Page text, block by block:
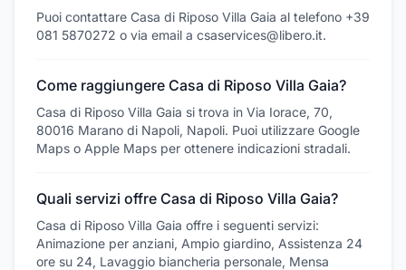
Puoi contattare Casa di Riposo Villa Gaia al telefono +39
081 5870272 o via email a csaservices@libero.it.
Come raggiungere Casa di Riposo Villa Gaia?
Casa di Riposo Villa Gaia si trova in Via Iorace, 70,
80016 Marano di Napoli, Napoli. Puoi utilizzare Google
Maps o Apple Maps per ottenere indicazioni stradali.
Quali servizi offre Casa di Riposo Villa Gaia?
Casa di Riposo Villa Gaia offre i seguenti servizi:
Animazione per anziani, Ampio giardino, Assistenza 24
ore su 24, Lavaggio biancheria personale, Mensa